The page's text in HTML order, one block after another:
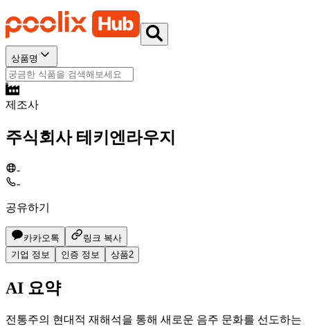
상품명
제조사
주식회사 테키엔라우지
-
-
공유하기
카카오톡
링크 복사
기업 정보
인증 정보 상품2
AI 요약
전통주의 현대적 재해석을 통해 새로운 음주 문화를 선도하는